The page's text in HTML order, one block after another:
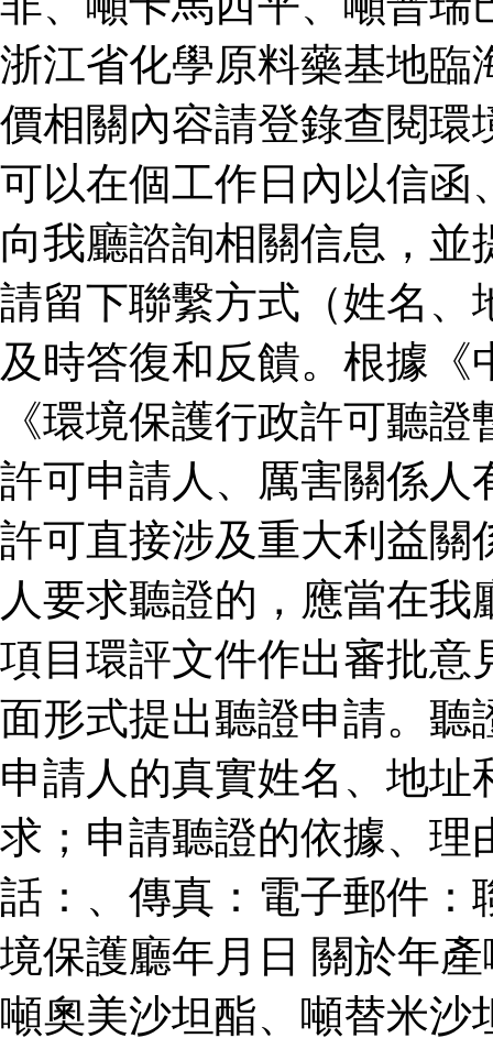
浙江省化學原料藥基地臨
價相關內容請登錄查閱環
可以在個工作日內以信函
向我廳諮詢相關信息，
請留下聯繫方式（姓名、
及時答復和反饋。根據
《環境保護行政許可聽
許可申請人、厲害關係人
許可直接涉及重大利益關
人要求聽證的，應當在
項目環評文件作出審批意
面形式提出聽證申請。聽
申請人的真實姓名、地
求；申請聽證的依據、理
話：、傳真：電子郵件：
境保護廳年月日 關於年
噸奧美沙坦酯、噸替米沙